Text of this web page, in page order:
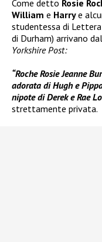
Come detto Rosie
William e Harrye
studentessa di
di Durham) arrivano
Yorkshire Post:
“Roche Rosie Jeanne
adorata di Hugh e
nipote di Derek e Rae
strettamente privata.